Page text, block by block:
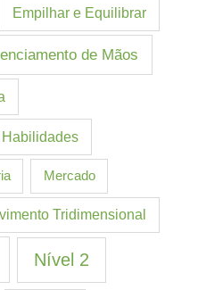
Empilhar e Equilibrar
de Mãos
Mercado
Tridimensional
Nível 2